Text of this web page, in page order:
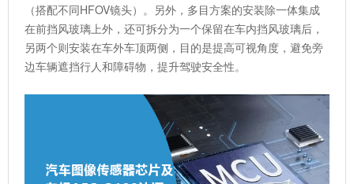
（搭配不同HFOV镜头）。另外，多目方案的安装除一体集成
在前挡风玻璃上外，还可拆分为一个保留在车内挡风玻璃后，
另两个则安装在车外车顶两侧，目的是提高可视角度，避免旁
边车辆遮挡行人和障碍物，提升驾驶安全性。